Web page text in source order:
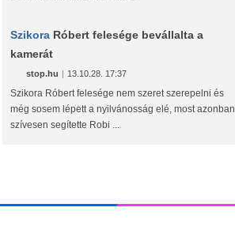
Szikora Róbert felesége bevállalta a
kamerát
stop.hu | 13.10.28. 17:37
Szikora Róbert felesége nem szeret szerepelni és
még sosem lépett a nyilvánosság elé, most azonban
szívesen segítette Robi ...